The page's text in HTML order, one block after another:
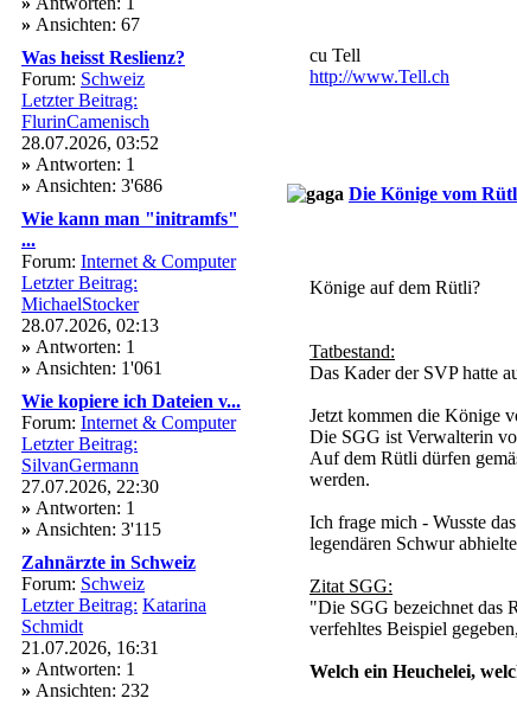
» Ansichten: 67
Was heisst Reslienz?
Forum: Schweiz
Letzter Beitrag:
FlurinCamenisch
28.07.2026, 03:52
» Antworten: 1
» Ansichten: 3'686
Wie kann man "initramfs"
...
Forum: Internet & Computer
Letzter Beitrag:
MichaelStocker
28.07.2026, 02:13
» Antworten: 1
» Ansichten: 1'061
Wie kopiere ich Dateien v...
Forum: Internet & Computer
Letzter Beitrag:
SilvanGermann
27.07.2026, 22:30
» Antworten: 1
» Ansichten: 3'115
Zahnärzte in Schweiz
Forum: Schweiz
Letzter Beitrag: Katarina
Schmidt
21.07.2026, 16:31
» Antworten: 1
» Ansichten: 232
cu Tell
http://www.Tell.ch
Die Könige vom
Könige auf dem Rütli?
Tatbestand:
Das Kader der SVP hatte
Jetzt kommen die Könige
Die SGG ist Verwalterin
Auf dem Rütli dürfen
werden.
Ich frage mich - Wusste
legendären Schwur
Zitat SGG:
"Die SGG bezeichnet das
verfehltes Beispiel
Welch ein Heuchelei,